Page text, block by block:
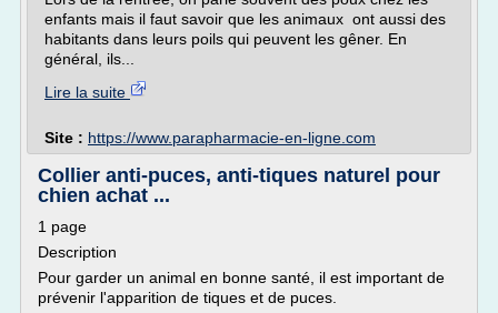
enfants mais il faut savoir que les animaux ont aussi des
habitants dans leurs poils qui peuvent les gêner. En
général, ils...
Lire la suite
Site : https://www.parapharmacie-en-ligne.com
Collier anti-puces, anti-tiques naturel pour
chien achat ...
1 page
Description
Pour garder un animal en bonne santé, il est important de
prévenir l'apparition de tiques et de puces.